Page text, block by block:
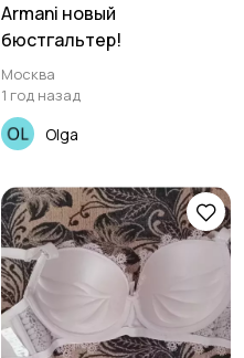
Armani новый
бюстгальтер!
Москва
1 год назад
Olga